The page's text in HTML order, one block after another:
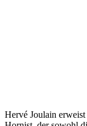
Hervé Joulain